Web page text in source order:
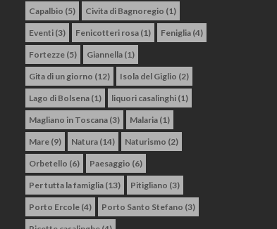
Capalbio (5) Civita di Bagnoregio (1)
Eventi (3) Fenicotteri rosa (1) Feniglia (4)
Fortezze (5) Giannella (1)
Gita di un giorno (12) Isola del Giglio (2)
Lago di Bolsena (1) liquori casalinghi (1)
Magliano in Toscana (3) Malaria (1)
Mare (9) Natura (14) Naturismo (2)
Orbetello (6) Paesaggio (6)
Per tutta la famiglia (13) Pitigliano (3)
Porto Ercole (4) Porto Santo Stefano (3)